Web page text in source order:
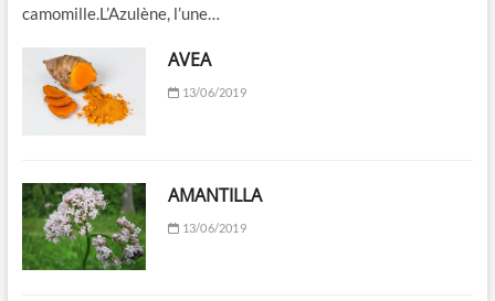
camomille.L’Azulène, l’une…
AVEA
13/06/2019
AMANTILLA
13/06/2019